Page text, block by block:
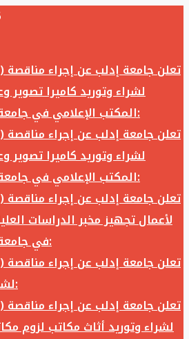
تعلن جامعة إدلب عن إجراء مناقصة
لشراء وتوريد كاميرا تصوير
المكتب الإعلامي في جامعة إدلب وفق الآتي:
تعلن جامعة إدلب عن إجراء مناقصة
لشراء وتوريد كاميرا تصوير
المكتب الإعلامي في جامعة إدلب وفق الآتي:
تعلن جامعة إدلب عن إجراء مناقصة
لأعمال تجهيز مخبر الدراسات
في جامعة ادلب وفق الآتي:
تعلن جامعة إدلب عن إجراء مناقصة
لشراء وتوريد ما يلي:
تعلن جامعة إدلب عن إجراء مناقصة
لشراء وتوريد أثاث مكاتب لزوم